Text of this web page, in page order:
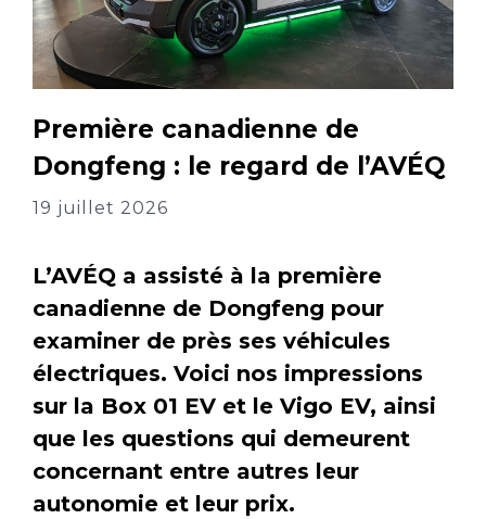
Première canadienne de
Dongfeng : le regard de l’AVÉQ
19 juillet 2026
L’AVÉQ a assisté à la première
canadienne de Dongfeng pour
examiner de près ses véhicules
électriques. Voici nos impressions
sur la Box 01 EV et le Vigo EV, ainsi
que les questions qui demeurent
concernant entre autres leur
autonomie et leur prix.